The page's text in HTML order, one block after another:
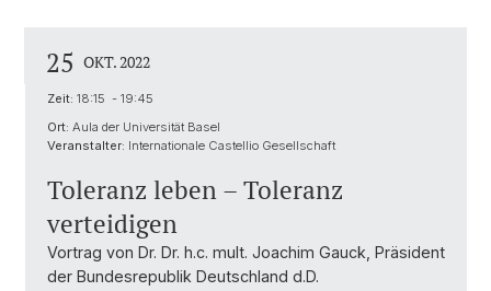
25 OKT. 2022
Zeit: 18:15 - 19:45
Ort: Aula der Universität Basel
Veranstalter: Internationale Castellio Gesellschaft
Toleranz leben – Toleranz
verteidigen
Vortrag von Dr. Dr. h.c. mult. Joachim Gauck, Präsident
der Bundesrepublik Deutschland d.D.